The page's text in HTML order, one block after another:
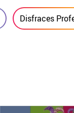
Disfraces